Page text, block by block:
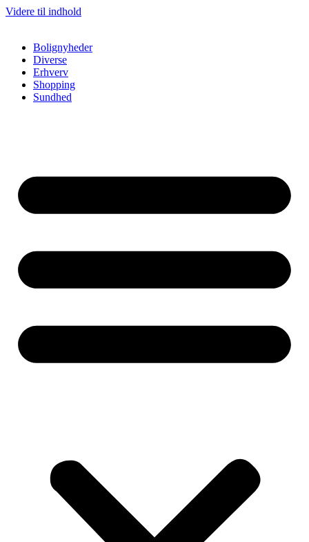
Videre til indhold
Bolignyheder
Diverse
Erhverv
Shopping
Sundhed